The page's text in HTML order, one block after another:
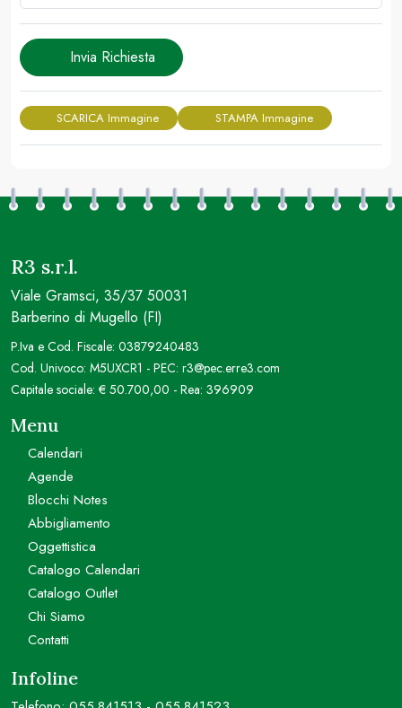
Invia Richiesta
SCARICA Immagine STAMPA Immagine
R3 s.r.l.
Viale Gramsci, 35/37 50031
Barberino di Mugello (FI)
P.Iva e Cod. Fiscale: 03879240483
Cod. Univoco: M5UXCR1 - PEC: r3@pec.erre3.com
Capitale sociale: € 50.700,00 - Rea: 396909
Menu
Calendari
Agende
Blocchi Notes
Abbigliamento
Oggettistica
Catalogo Calendari
Catalogo Outlet
Chi Siamo
Contatti
Infoline